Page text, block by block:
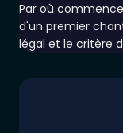
Par où
d'un premier
légal et le critère